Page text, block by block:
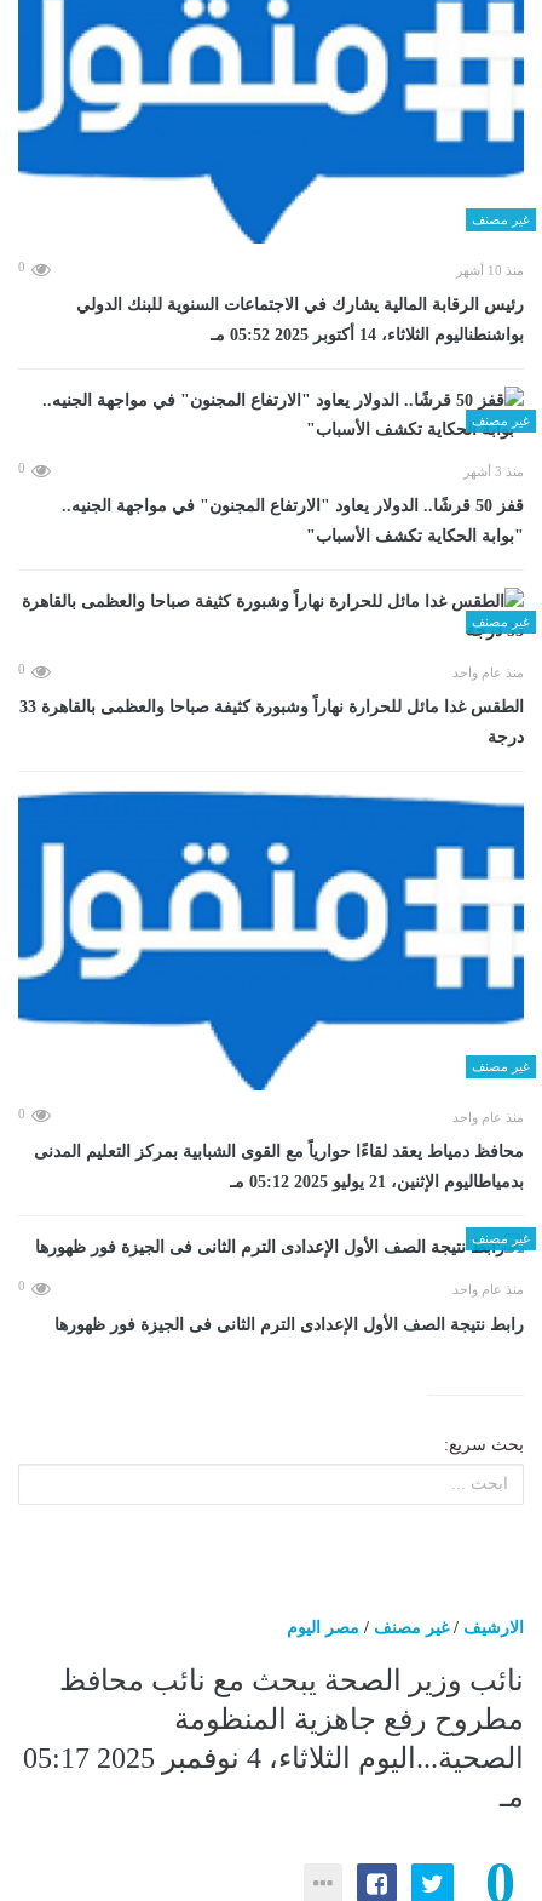
غير مصنف
منذ 10 أشهر 0
رئيس الرقابة المالية يشارك في الاجتماعات السنوية للبنك الدولي
بواشنطناليوم الثلاثاء، 14 أكتوبر 2025 05:52 مـ
غير مصنف
منذ 3 أشهر 0
قفز 50 قرشًا.. الدولار يعاود "الارتفاع المجنون" في مواجهة الجنيه..
"بوابة الحكاية تكشف الأسباب"
غير مصنف
منذ عام واحد 0
الطقس غدا مائل للحرارة نهاراً وشبورة كثيفة صباحا والعظمى بالقاهرة 33
درجة
غير مصنف
منذ عام واحد 0
محافظ دمياط يعقد لقاءًا حوارياً مع القوى الشبابية بمركز التعليم المدنى
بدمياطاليوم الإثنين، 21 يوليو 2025 05:12 مـ
غير مصنف
منذ عام واحد 0
رابط نتيجة الصف الأول الإعدادى الترم الثانى فى الجيزة فور ظهورها
بحث سريع:
الارشيف /غير مصنف / مصر اليوم
نائب وزير الصحة يبحث مع نائب محافظ
مطروح رفع جاهزية المنظومة
الصحية...اليوم الثلاثاء، 4 نوفمبر 2025 05:17
مـ
0